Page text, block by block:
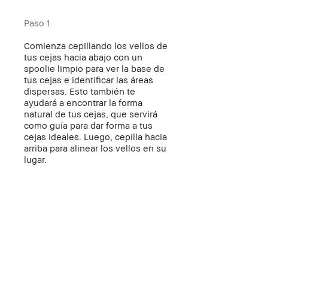
Paso 1
Comienza cepillando los vellos de
tus cejas hacia abajo con un
spoolie limpio para ver la base de
tus cejas e identificar las áreas
dispersas. Esto también te
ayudará a encontrar la forma
natural de tus cejas, que servirá
como guía para dar forma a tus
cejas ideales. Luego, cepilla hacia
arriba para alinear los vellos en su
lugar.